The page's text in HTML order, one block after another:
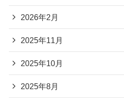
2026年2月
2025年11月
2025年10月
2025年8月